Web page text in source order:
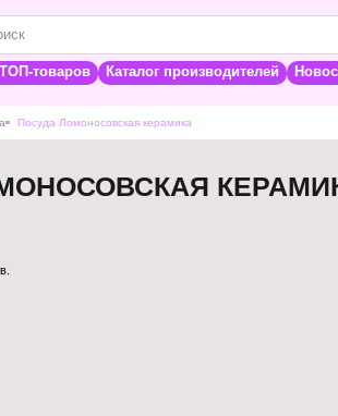
ТОП-товаров Каталог производителей
Посуда Ломоносовская керамика